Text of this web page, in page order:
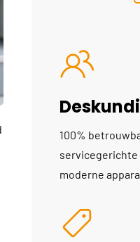
100%
servicegerichte
moderne